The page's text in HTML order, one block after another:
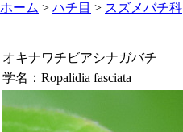
ホーム > ハチ目 > スズメバチ科
オキナワチビアシナガバチ
学名： Ropalidia fasciata